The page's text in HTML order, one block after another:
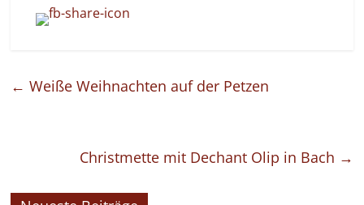
← Weiße Weihnachten auf der Petzen
Christmette mit Dechant Olip in Bach →